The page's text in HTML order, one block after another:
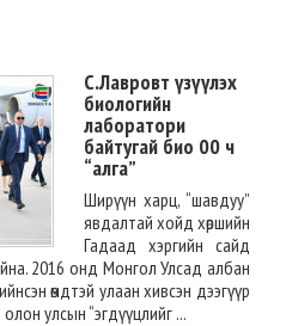
С.Лавровт үзүүлэх
биологийн
лаборатори
байтугай био 00 ч
“алга”
Ширүүн харц, “шавдуу”
явдалтай хойд хөршийн
Гадаад хэргийн сайд
2016 онд Монгол Улсад албан
өмдтэй улаан хивсэн дээгүүр
улсын “эгдүүцлийг ...